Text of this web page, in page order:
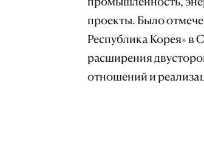
проекты. Было
Республика Корея» в
расширения
отношений и